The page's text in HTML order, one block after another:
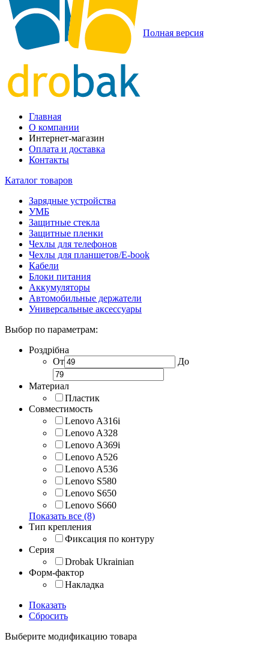
Полная версия
Главная
О компании
Интернет-магазин
Оплата и доставка
Контакты
Каталог товаров
Зарядные устройства
УМБ
Защитные стекла
Защитные пленки
Чехлы для телефонов
Чехлы для планшетов/E-book
Кабели
Блоки питания
Аккумуляторы
Автомобильные держатели
Универсальные аксессуары
Выбор по параметрам:
Роздрібна
От
До
Материал
Пластик
Совместимость
Lenovo A316i
Lenovo A328
Lenovo A369i
Lenovo A526
Lenovo A536
Lenovo S580
Lenovo S650
Lenovo S660
Показать все (8)
Тип крепления
Фиксация по контуру
Серия
Drobak Ukrainian
Форм-фактор
Накладка
Показать
Сбросить
Выберите модификацию товара